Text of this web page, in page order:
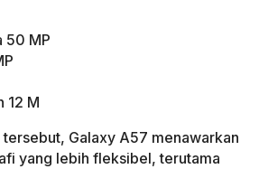
50 MP
12 M
Galaxy A57 menawarkan
yang lebih fleksibel, terutama